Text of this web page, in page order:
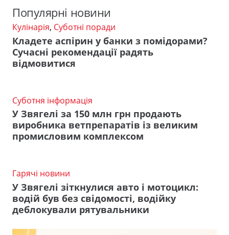
Популярні новини
Кулінарія, Суботні поради
Кладете аспірин у банки з помідорами?
Сучасні рекомендації радять
відмовитися
Суботня інформація
У Звягелі за 150 млн грн продають
виробника ветпрепаратів із великим
промисловим комплексом
Гарячі новини
У Звягелі зіткнулися авто і мотоцикл:
водій був без свідомості, водійку
деблокували рятувальники